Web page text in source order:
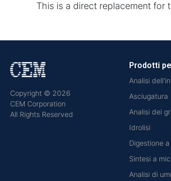
This is a direct replacement for
Copyright © 2026
CEM Corporation
All Rights Reserved
Prodotti
Analisi
Asciugatura
Analisi dei
Idrolisi
Digestione
Sintesi a
Analisi di